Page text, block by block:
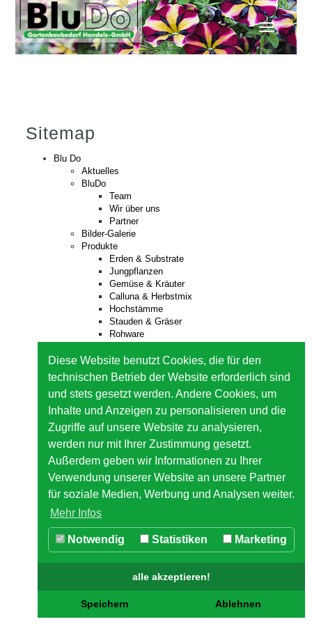
Toggle
navigation
Sitemap
Blu Do
Aktuelles
BluDo
Team
Wir über uns
Partner
Bilder-Galerie
Produkte
Erden & Substrate
Jungpflanzen
Gemüse & Kräuter
Calluna & Herbstmix
Hochstämme
Stauden & Gräser
Rohware
Kunststofftöpfe
Service
Links
Suche
Kontakt
Kontakt Impressum Sitemap Kundenlogin
AGB
Datenschutz
Diese Website benutzt Cookies, die für den
technischen Betrieb der Website erforderlich sind
und stets gesetzt werden. Andere Cookies, um
Inhalte und Anzeigen zu personalisieren und die
Zugriffe auf unsere Website zu analysieren,
werden nur mit Ihrer Zustimmung gesetzt.
Außerdem geben wir Informationen zu Ihrer
Verwendung unserer Website an unsere Partner
für soziale Medien, Werbung und Analysen weiter.
Mehr Infos
Notwendig Statistiken Marketing
alle akzeptieren!
Speichern Ablehnen